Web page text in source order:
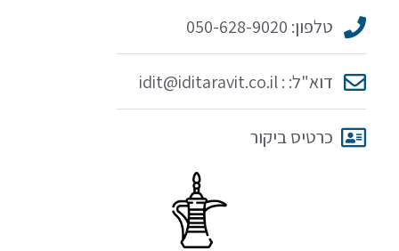
טלפון: 050-628-9020
דוא"ל: : idit@iditaravit.co.il
כרטיס ביקור